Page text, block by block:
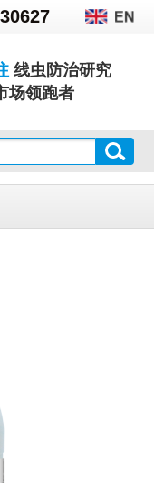
线虫防治研究
场领跑者